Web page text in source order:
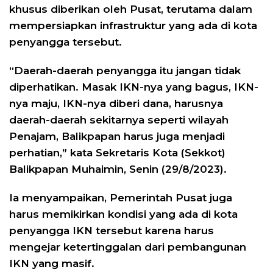
khusus diberikan oleh Pusat, terutama dalam
mempersiapkan infrastruktur yang ada di kota
penyangga tersebut.
“Daerah-daerah penyangga itu jangan tidak
diperhatikan. Masak IKN-nya yang bagus, IKN-
nya maju, IKN-nya diberi dana, harusnya
daerah-daerah sekitarnya seperti wilayah
Penajam, Balikpapan harus juga menjadi
perhatian,” kata Sekretaris Kota (Sekkot)
Balikpapan Muhaimin, Senin (29/8/2023).
Ia menyampaikan, Pemerintah Pusat juga
harus memikirkan kondisi yang ada di kota
penyangga IKN tersebut karena harus
mengejar ketertinggalan dari pembangunan
IKN yang masif.